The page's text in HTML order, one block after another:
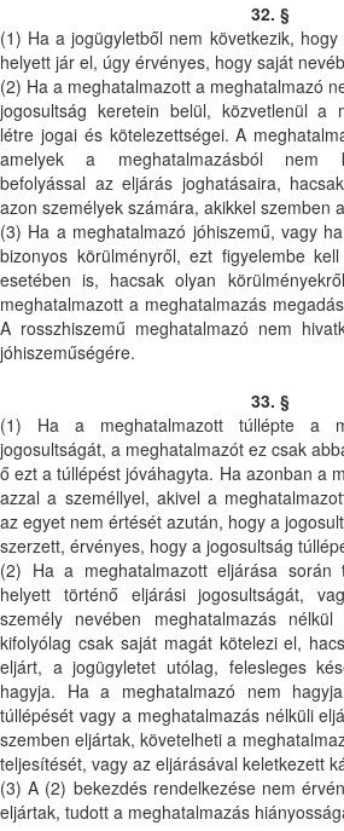
32. §
(1) Ha a jogügyletből nem következik,
helyett jár el, úgy érvényes, hogy saját
(2) Ha a meghatalmazott a meghatalmazó
jogosultság keretein belül, közvetlenül a
létre jogai és kötelezettségei. A
amelyek a meghatalmazásból nem
befolyással az eljárás joghatásaira,
azon személyek számára, akikkel szemben
(3) Ha a meghatalmazó jóhiszemű, vagy
bizonyos körülményről, ezt figyelembe
esetében is, hacsak olyan
meghatalmazott a meghatalmazás
A rosszhiszemű meghatalmazó nem
jóhiszeműségére.
33. §
(1) Ha a meghatalmazott túllépte a
jogosultságát, a meghatalmazót ez csak
ő ezt a túllépést jóváhagyta. Ha azonban a
azzal a személlyel, akivel a
az egyet nem értését azután, hogy a
szerzett, érvényes, hogy a jogosultság
(2) Ha a meghatalmazott eljárása során
helyett történő eljárási jogosultságát,
személy nevében meghatalmazás
kifolyólag csak saját magát kötelezi el,
eljárt, a jogügyletet utólag, felesleges
hagyja. Ha a meghatalmazó nem
túllépését vagy a meghatalmazás nélküli
szemben eljártak, követelheti a
teljesítését, vagy az eljárásával keletkezett
(3) A (2) bekezdés rendelkezése nem
eljártak, tudott a meghatalmazás